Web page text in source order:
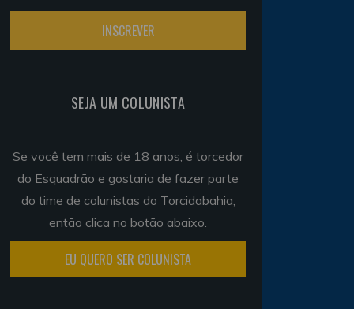
SEJA UM COLUNISTA
Se você tem mais de 18 anos, é torcedor
do Esquadrão e gostaria de fazer parte
do time de colunistas do Torcidabahia,
então clica no botão abaixo.
EU QUERO SER COLUNISTA